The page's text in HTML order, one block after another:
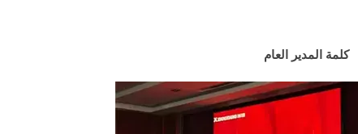
كلمة المدير العام